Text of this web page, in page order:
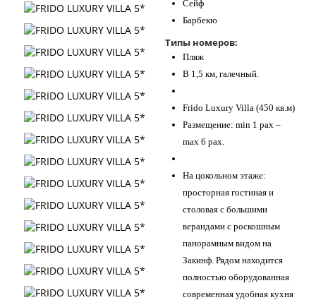
Сейф
Барбекю
Типы номеров:
Пляж
В 1,5 км, галечный.
Frido Luxury Villa (450 кв.м)
Размещение: min 1 pax –
max 6 pax.
На цокольном этаже:
просторная гостиная и
столовая с большими
верандами с роскошным
панорамным видом на
Закинф. Рядом находится
полностью оборудованная
современная удобная кухня